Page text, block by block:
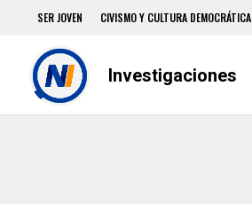
SER JOVEN CIVISMO Y CULTURA DEMOCRÁTICA
Investigaciones